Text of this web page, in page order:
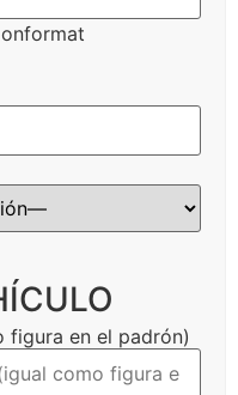
figura en el padrón)